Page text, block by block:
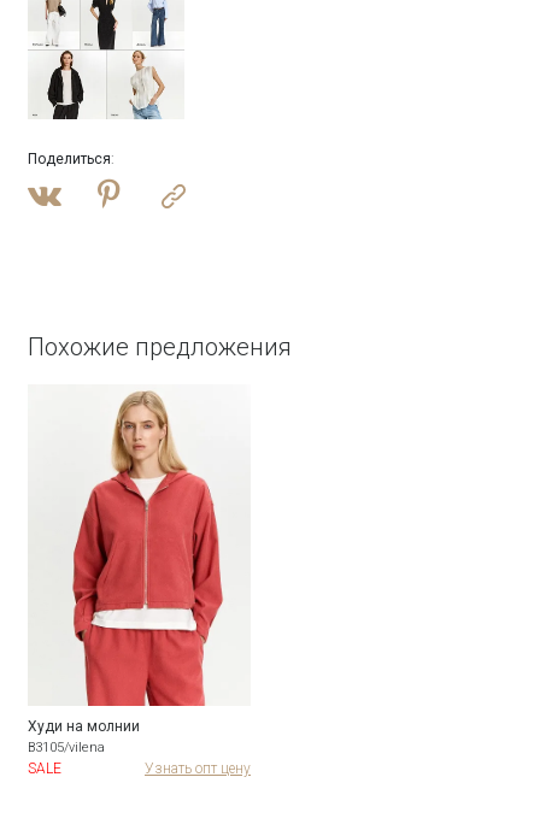
Поделиться:
Похожие предложения
Худи на молнии
B3105/vilena
SALE Узнать опт цену